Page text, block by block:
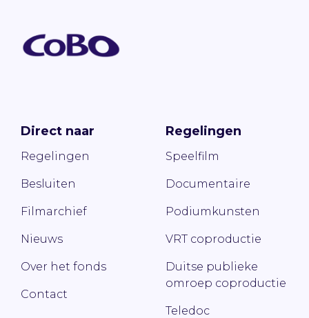
Direct naar
Regelingen
Besluiten
Filmarchief
Nieuws
Over het fonds
Contact
Regelingen
Speelfilm
Documentaire
Podiumkunsten
VRT coproductie
Duitse publieke
omroep coproductie
Teledoc